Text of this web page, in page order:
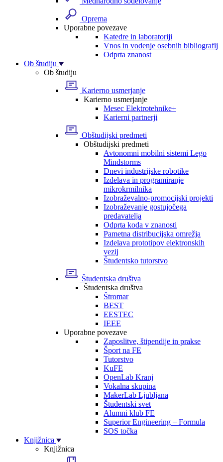
Oprema
Uporabne povezave
Katedre in laboratoriji
Vnos in vodenje osebnih bibliografij
Odprta znanost
Ob študiju
Ob študiju
Karierno usmerjanje
Karierno usmerjanje
Mesec Elektrotehnike+
Karierni partnerji
Obštudijski predmeti
Obštudijski predmeti
Avtonomni mobilni sistemi Lego
Mindstorms
Dnevi industrijske robotike
Izdelava in programiranje
mikrokrmilnika
Izobraževalno-promocijski projekti
Izobraževanje gostujočega
predavatelja
Odprta koda v znanosti
Pametna distribucijska omrežja
Izdelava prototipov elektronskih
vezij
Študentsko tutorstvo
Študentska društva
Študentska društva
Štromar
BEST
EESTEC
IEEE
Uporabne povezave
Zaposlitve, štipendije in prakse
Šport na FE
Tutorstvo
KuFE
OpenLab Kranj
Vokalna skupina
MakerLab Ljubljana
Študentski svet
Alumni klub FE
Superior Engineering – Formula
SOS točka
Knjižnica
Knjižnica